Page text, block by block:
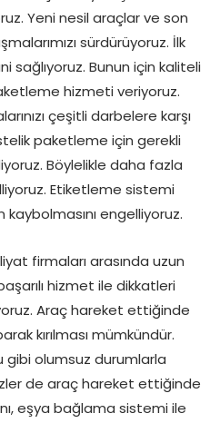
Yeni nesil araçlar ve son
sürdürüyoruz. İlk
sağlıyoruz. Bunun için kaliteli
hizmeti veriyoruz.
çeşitli darbelere karşı
paketleme için gerekli
Böylelikle daha fazla
Etiketleme sistemi
kaybolmasını engelliyoruz.
firmaları arasında uzun
hizmet ile dikkatleri
Araç hareket ettiğinde
kırılması mümkündür.
gibi olumsuz durumlarla
de araç hareket ettiğinde
eşya bağlama sistemi ile